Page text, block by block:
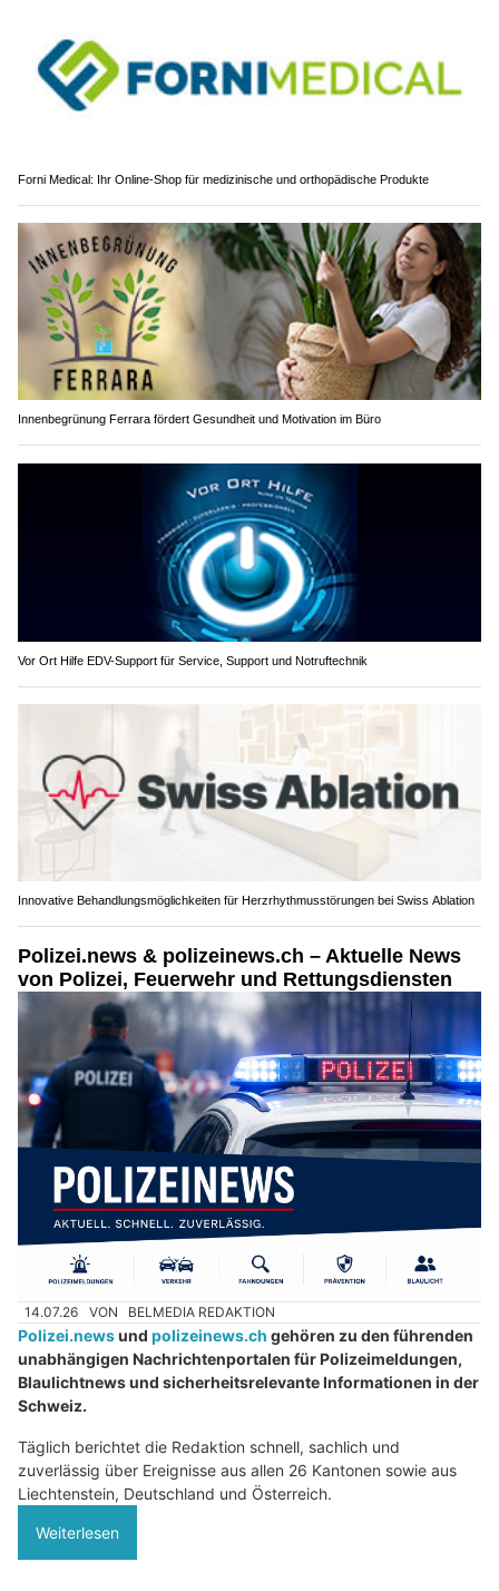
Forni Medical: Ihr Online-Shop für medizinische und orthopädische Produkte
Innenbegrünung Ferrara fördert Gesundheit und Motivation im Büro
Vor Ort Hilfe EDV-Support für Service, Support und Notruftechnik
Innovative Behandlungsmöglichkeiten für Herzrhythmusstörungen bei Swiss Ablation
Polizei.news & polizeinews.ch – Aktuelle News
von Polizei, Feuerwehr und Rettungsdiensten
14.07.26 VON BELMEDIA REDAKTION
Polizei.newsund polizeinews.ch gehören zu den führenden
unabhängigen Nachrichtenportalen für Polizeimeldungen,
Blaulichtnews und sicherheitsrelevante Informationen in der
Schweiz.
Täglich berichtet die Redaktion schnell, sachlich und
zuverlässig über Ereignisse aus allen 26 Kantonen sowie aus
Liechtenstein, Deutschland und Österreich.
Weiterlesen